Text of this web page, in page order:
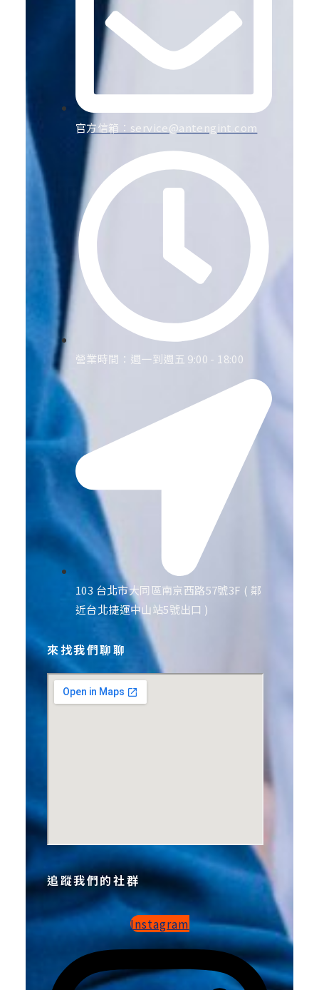
官方信箱： service@antengint.com
營業時間：週一到週五 9:00 - 18:00
103 台北市大同區南京西路57號3F ( 鄰
近台北捷運中山站5號出口 )
來找我們聊聊
追蹤我們的社群
Instagram